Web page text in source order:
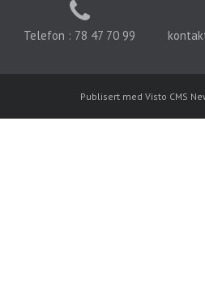
Telefon : 78 47 70 99
Publisert med Visto CMS